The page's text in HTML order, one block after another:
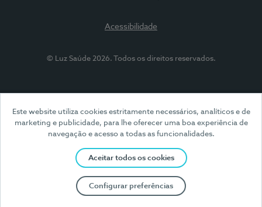
Este website utiliza cookies estritamente necessários, analíticos e de
marketing e publicidade, para lhe oferecer uma boa experiência de
navegação e acesso a todas as funcionalidades.
Aceitar todos os cookies
Configurar preferências
Acessibilidade
© Luz Saúde 2026. Todos os direitos reservados.